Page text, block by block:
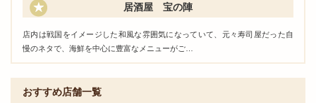
居酒屋 宝の陣
店内は戦国をイメージした和風な雰囲気になっていて、元々寿司屋だった自
慢のネタで、海鮮を中心に豊富なメニューがご…
おすすめ店舗一覧